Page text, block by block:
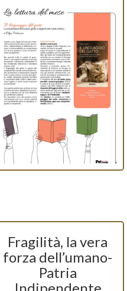
Fragilità, la vera
forza dell’umano-
Patria